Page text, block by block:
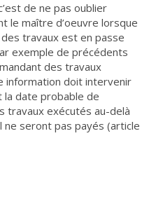
de ne pas oublier
le maître d’oeuvre lorsque
travaux est en passe
exemple de précédents
des travaux
information doit intervenir
la date probable de
travaux exécutés au-delà
seront pas payés (article